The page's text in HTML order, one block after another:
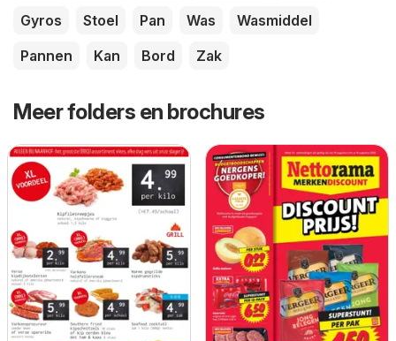
Gyros
Stoel Pan Was
Wasmiddel
Pannen
Kan Bord Zak
Meer folders en brochures